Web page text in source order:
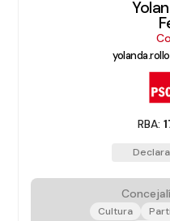
RBA:
Cultura